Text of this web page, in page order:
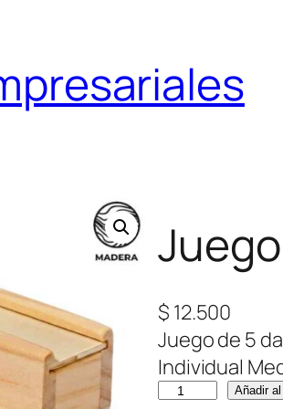
$ 12.500
Juego de 5
Individual
J
Añadir